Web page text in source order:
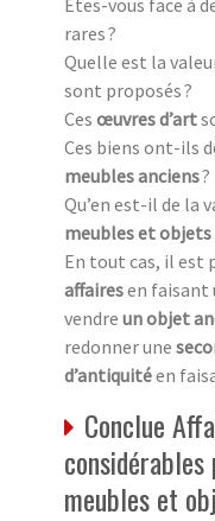
rares ?
Quelle est la
sont proposés ?
Ces œuvres d’art
Ces biens ont-ils
meubles anciens?
Qu’en est-il de la
meubles et objets
En tout cas, il est
affairesen faisant
vendre un objet
redonner une
d’antiquitéen
Conclue
meubles et